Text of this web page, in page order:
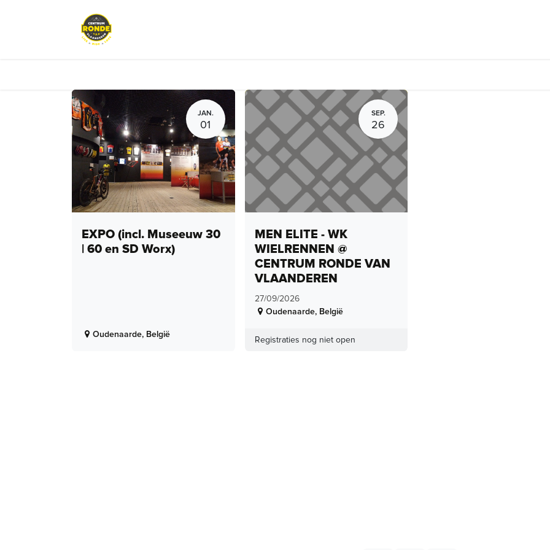
JAN.
01
EXPO (incl. Museeuw 30
| 60 en SD Worx)
Oudenaarde, België
SEP.
26
MEN ELITE - WK
WIELRENNEN @
CENTRUM RONDE VAN
VLAANDEREN
27/09/2026
Oudenaarde, België
Registraties nog niet open